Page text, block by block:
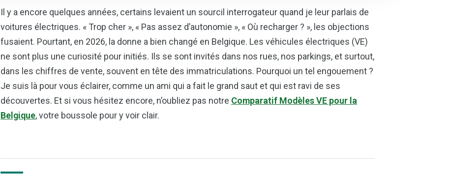
Il y a encore quelques années, certains levaient un sourcil interrogateur quand je leur parlais de
voitures électriques. « Trop cher », « Pas assez d’autonomie », « Où recharger ? », les objections
fusaient. Pourtant, en 2026, la donne a bien changé en Belgique. Les véhicules électriques (VE)
ne sont plus une curiosité pour initiés. Ils se sont invités dans nos rues, nos parkings, et surtout,
dans les chiffres de vente, souvent en tête des immatriculations. Pourquoi un tel engouement ?
Je suis là pour vous éclairer, comme un ami qui a fait le grand saut et qui est ravi de ses
découvertes. Et si vous hésitez encore, n’oubliez pas notre Comparatif Modèles VE pour la
Belgique, votre boussole pour y voir clair.